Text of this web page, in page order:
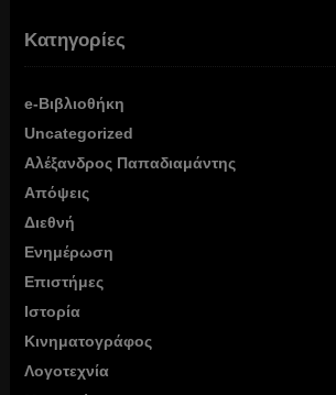
Κατηγορίες
e-Βιβλιοθήκη
Uncategorized
Αλέξανδρος Παπαδιαμάντης
Απόψεις
Διεθνή
Ενημέρωση
Επιστήμες
Ιστορία
Κινηματογράφος
Λογοτεχνία